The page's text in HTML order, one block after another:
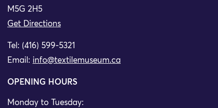
M5G 2H5
Get Directions
Tel: (416) 599-5321
Email: info@textilemuseum.ca
OPENING HOURS
Monday to Tuesday: